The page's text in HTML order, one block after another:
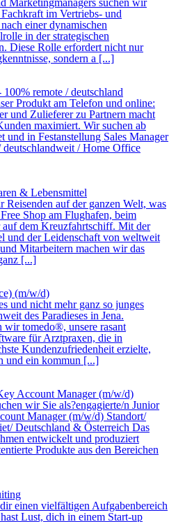
Marketingmanagers suchen wir
im Vertriebs- und
einer dynamischen
in der strategischen
Diese Rolle erfordert nicht nur
sondern a [...]
remote / deutschland
Produkt am Telefon und online:
und Zulieferer zu Partnern macht
maximiert. Wir suchen ab
und in Festanstellung Sales Manager
/ Home Office
& Lebensmittel
auf der ganzen Welt, was
Shop am Flughafen, beim
dem Kreuzfahrtschiff. Mit der
und der Leidenschaft von weltweit
Mitarbeitern machen wir das
[...]
(m/w/d)
und nicht mehr ganz so junges
des Paradieses in Jena.
wir tomedo®, unsere rasant
für Arztpraxen, die in
Kundenzufriedenheit erzielte,
und ein kommun [...]
Account Manager (m/w/d)
wir Sie als?engagierte/n Junior
Manager (m/w/d) Standort/
Deutschland & Österreich Das
entwickelt und produziert
Produkte aus den Bereichen
einen vielfältigen Aufgabenbereich
Lust, dich in einem Start-up